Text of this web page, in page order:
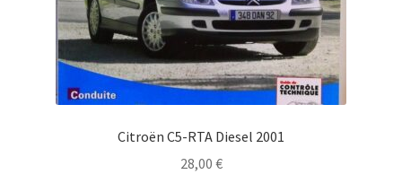
Citroën C5-RTA Diesel 2001
28,00 €